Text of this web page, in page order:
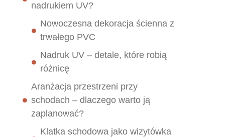
nadrukiem UV?
Nowoczesna dekoracja ścienna z
trwałego PVC
Nadruk UV – detale, które robią
różnicę
Aranżacja przestrzeni przy
schodach – dlaczego warto ją
zaplanować?
Klatka schodowa jako wizytówka